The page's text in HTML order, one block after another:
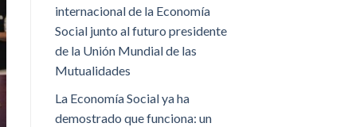
internacional de la Economía
Social junto al futuro presidente
de la Unión Mundial de las
Mutualidades
La Economía Social ya ha
demostrado que funciona: un